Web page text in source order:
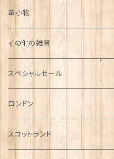
革小物
その他の雑貨
ミニカー
チャーム
犬グッズ
スペシャルセール
ロンドン
スコットランド